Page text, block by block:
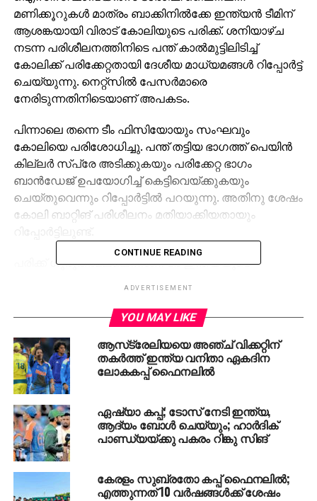
മണിക്കൂറുകള്‍ മാത്രം ബാക്കിനില്‍ക്കേ ഇന്ത്യന്‍ ടീമിന്
ആശങ്കയായി വിരാട് കോലിയുടെ പരിക്ക്. ശനിയാഴ്ച
നടന്ന പരിശീലനത്തിനിടെ പന്ത് കാല്‍മുട്ടിലിടിച്ച്
കോലിക്ക് പരിക്കേറ്റതായി ദേശീയ മാധ്യമങ്ങള്‍ റിപ്പോര്‍ട്ട്
ചെയ്യുന്നു. നെറ്റ്‌സില്‍ പേസര്‍മാരെ
നേരിടുന്നതിനിടെയാണ് അപകടം.
പിന്നാലെ തന്നെ ടീം ഫിസിയോയും സംഘവും
കോലിയെ പരിശോധിച്ചു. പന്ത് തട്ടിയ ഭാഗത്ത് പെയിന്‍
കില്ലര്‍ സ്‌പ്രേ അടിക്കുകയും പരിക്കേറ്റ ഭാഗം
ബാന്‍ഡേജ് ഉപയോഗിച്ച് കെട്ടിവെയ്ക്കുകയും
ചെയ്തുവെന്നും റിപ്പോര്‍ട്ടില്‍ പറയുന്നു. അതിനു ശേഷം
കോലി ബാറ്റിങ് പരിശീലനം മതിയാക്കിയതായും
പരിക്ക് ഗുരുതരമല്ലെന്നാണ് ടീം ഇന്ത്യയുടെ
ടൂര്‍ണമെന്റില്‍ മികച്ച ഫോമില്‍ കളിക്കുന്ന കോലിക്ക്
ഫൈനലിന് ഇറങ്ങാന്‍ സാധിക്കാതെവന്നാല്‍ അത്
ഇന്ത്യയ്ക്ക് വലിയ തിരിച്ചടിയാകും. കോലിയുടെ
പരിക്കിനേക്കുറിച്ച് ടീം മാനേജ്‌മെന്റ് ഔദ്യോഗികമായി
പ്രതികരിച്ചിട്ടില്ല.
RELATED TOPICS: CHAMPIONS TROPHY FINAL
UP NEXT
ഇസ്രാഈലി വനിത ഉള്‍പ്പെടെ 2 പേരെ
കൂട്ടബലാത്സംഗം ചെയ്ത രണ്ട് പേര്‍ അറസ്റ്റില്‍,
ഒരാള്‍ ഒളിവില്‍
CONTINUE READING
ADVERTISEMENT
YOU MAY LIKE
ആസ്‌ട്രേലിയയെ അഞ്ച് വിക്കറ്റിന്
തകര്‍ത്ത് ഇന്ത്യ വനിതാ ഏകദിന
ലോകകപ്പ് ഫൈനലില്‍
ഏഷ്യാ കപ്പ്; ടോസ് നേടി ഇന്ത്യ,
ആദ്യം ബോള്‍ ചെയ്യും; ഹാര്‍ദിക്
പാണ്ഡ്യയ്ക്കു പകരം റിങ്കു സിങ്
കേരളം സുബ്രതോ കപ്പ് ഫൈനലില്‍;
എത്തുന്നത് 10 വര്‍ഷങ്ങള്‍ക്ക് ശേഷം